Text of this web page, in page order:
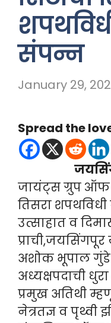
संपन्न
January 29,
Spread the
जायंट्स ग्रुप ऑफ
तिसरा
उत्साहात व
अशोक भूपाल गुंडे
अध्यक्षपदाची
प्रमुख अतिथी
नेत्रतज्ञ व पृथ्वी